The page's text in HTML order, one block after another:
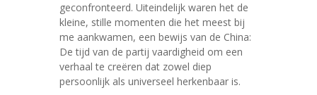
geconfronteerd. Uiteindelijk waren het de
kleine, stille momenten die het meest bij
me aankwamen, een bewijs van de China:
De tijd van de partij vaardigheid om een
verhaal te creëren dat zowel diep
persoonlijk als universeel herkenbaar is.